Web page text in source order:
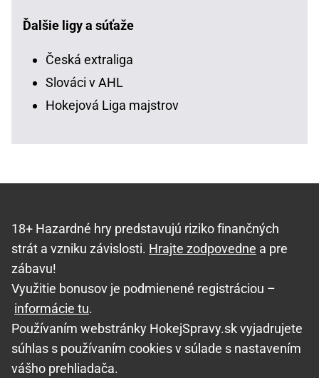
Ďalšie ligy a súťaže
Česká extraliga
Slováci v AHL
Hokejová Liga majstrov
18+ Hazardné hry predstavujú riziko finančných
strát a vzniku závislosti. Hrajte zodpovedne a pre
zábavu!
Využitie bonusov je podmienené registráciou –
informácie tu.
Používaním webstránky HokejSpravy.sk vyjadrujete
súhlas s používaním cookies v súlade s nastavením
vášho prehliadača.